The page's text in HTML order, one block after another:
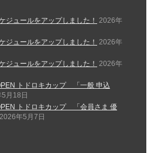
ジュールをアップしました！ 2026年
ジュールをアップしました！ 2026年
ジュールをアップしました！ 2026年
トドロキカップ 「一般 申込
月18日
トドロキカップ 「会員さま 優
2026年5月7日